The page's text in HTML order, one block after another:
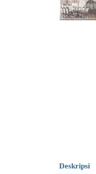
Deskripsi